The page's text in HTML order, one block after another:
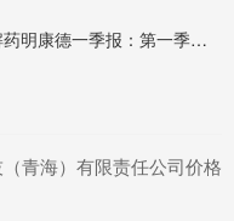
牛金所配资 图解药明康德一季报：第一季度单季净利润同比增89.06%
青海）有限责任公司价格